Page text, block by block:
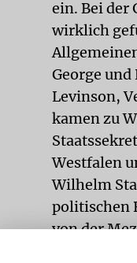
ein. Bei der
wirklich
George
Levinson,
kamen zu
Westfalen
Wilhelm
politischen
von der